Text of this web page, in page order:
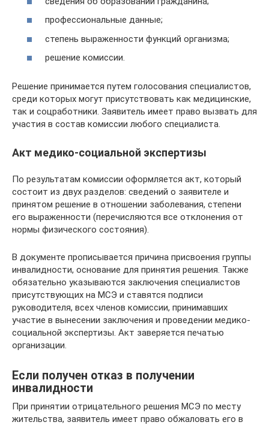
профессиональные данные;
степень выраженности функций организма;
решение комиссии.
Решение принимается путем голосования специалистов,
среди которых могут присутствовать как медицинские,
так и соцработники. Заявитель имеет право вызвать для
участия в состав комиссии любого специалиста.
Акт медико-социальной экспертизы
По результатам комиссии оформляется акт, который
состоит из двух разделов: сведений о заявителе и
принятом решение в отношении заболевания, степени
его выраженности (перечисляются все отклонения от
нормы физического состояния).
В документе прописывается причина присвоения группы
инвалидности, основание для принятия решения. Также
обязательно указываются заключения специалистов
присутствующих на МСЭ и ставятся подписи
руководителя, всех членов комиссии, принимавших
участие в вынесении заключения и проведении медико-
социальной экспертизы. Акт заверяется печатью
организации.
Если получен отказ в получении
инвалидности
При принятии отрицательного решения МСЭ по месту
жительства, заявитель имеет право обжаловать его в